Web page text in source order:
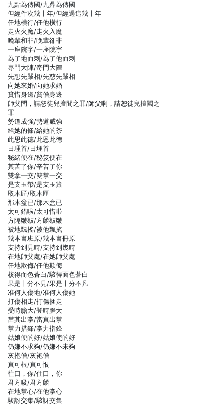
九點為傳國/九鼎為傳國
但經件次幾十年/但經過這幾十年
任地橫行/任他橫行
走火火魔/走火入魔
晚輩和非/晚輩卻非
一座院字/一座院宇
為了地而刺/為了他而刺
專門大陣/奇門大陣
先想先嚴相/先慈先嚴相
向她來婚/向她求婚
貧惜身邊/貧僧身邊
師父問，請恕徒兒擅間之罪/師父啊，請恕徒兒擅闖之
罪
勢道成強/勢道威強
給她的條/給她的茶
此思此德/此恩此德
日理首/日埋首
秘緒便在/秘笈便在
其苦了你/辛苦了你
雙拿一交/雙掌一交
是支玉帶/是支玉簫
取木匠/取木匣
那木盆已/那木盒已
太可錯啦/太可惜啦
方隔皺皺/方麟皺皺
被地飄搖/被他飄搖
幾本書班原/幾本書冊原
支持到見時/支持到幾時
在地師父處/在她師父處
任地欺侮/任他欺侮
核得而色蒼白/駭得面色蒼白
果是十分不見/果是十分不凡
准何人傷地/准何人傷她
打傷相走/打傷捆走
受時膽大/登時膽大
當其出掌/當真出掌
掌力措鋒/掌力指鋒
姑娘便的好/姑娘使的好
仍嫌不求夠/仍嫌不未夠
灰抱僧/灰袍僧
真可根/真可恨
往口，你/住口，你
君方吸/君方麟
在地掌心/在他掌心
駿訝交集/駭訝交集